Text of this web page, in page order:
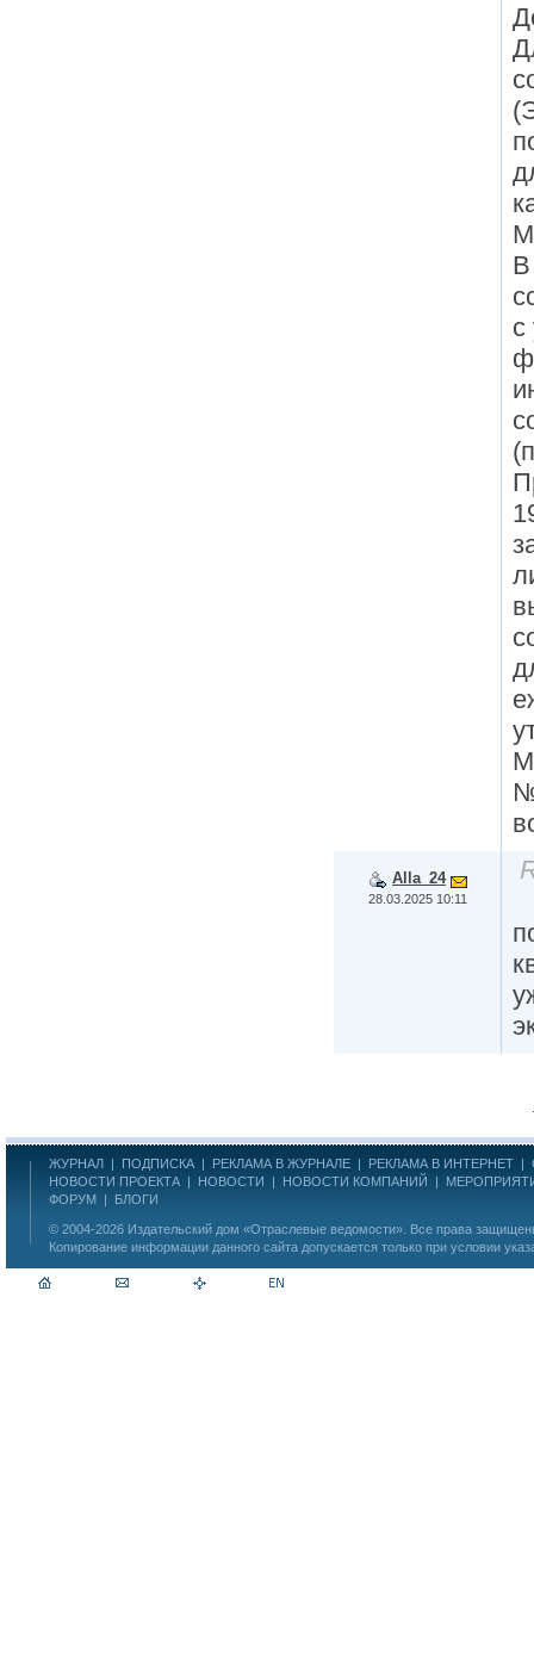
В
с
Alla_24
28.03.2025 10:11
ЖУРНАЛ | ПОДПИСКА | РЕКЛАМА В ЖУРНАЛЕ | РЕКЛАМА В ИНТЕРНЕТ |
НОВОСТИ ПРОЕКТА | НОВОСТИ | НОВОСТИ КОМПАНИЙ |
ФОРУМ | БЛОГИ
© 2004-2026 Издательский дом «Отраслевые ведомости» . Все права
Копирование информации данного сайта допускается только при условии